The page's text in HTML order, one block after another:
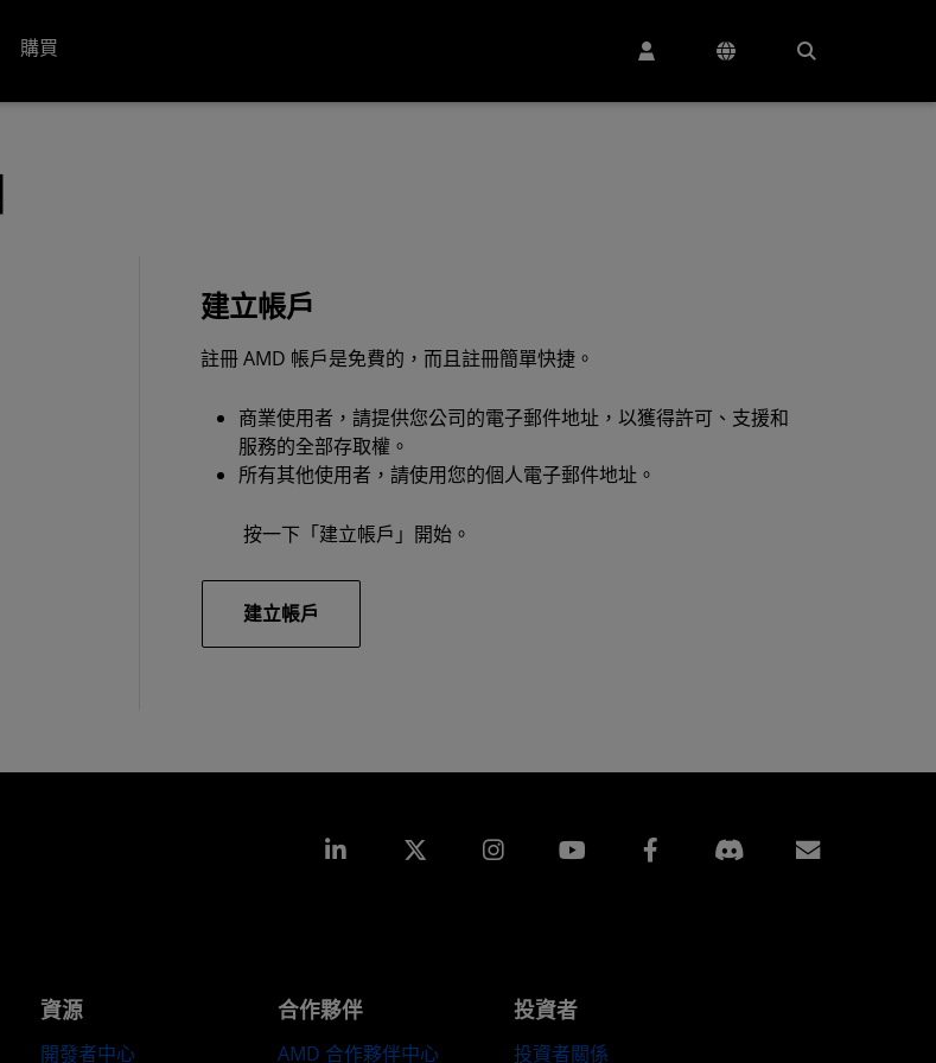
購買
建立帳戶
註冊 AMD 帳戶是免費的，而且註冊簡單快捷。
商業使用者，請提供您公司的電子郵件地址，以獲得許可、支援和
服務的全部存取權。
所有其他使用者，請使用您的個人電子郵件地址。
按一下「建立帳戶」開始。
建立帳戶
Linkedin Instagram Facebook
資源
開發者中心
合作夥伴
AMD 合作夥伴中心
投資者
投資者關係